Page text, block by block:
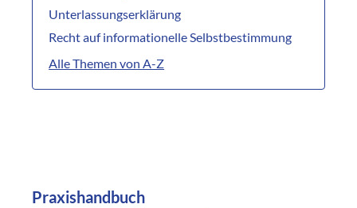
Unterlassungserklärung
Recht auf informationelle Selbstbestimmung
Alle Themen von A-Z
Praxishandbuch